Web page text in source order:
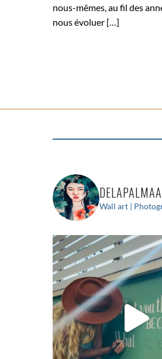
nous-mêmes, au fil des
nous évoluer […]
Wall art |